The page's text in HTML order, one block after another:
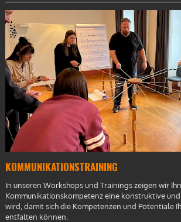
KOMMUNIKATIONSTRAINING
In unseren Workshops und Trainings zeigen wir
Kommunikationskompetenz eine konstruktive
wird, damit sich die Kompetenzen und Potentiale
entfalten können.